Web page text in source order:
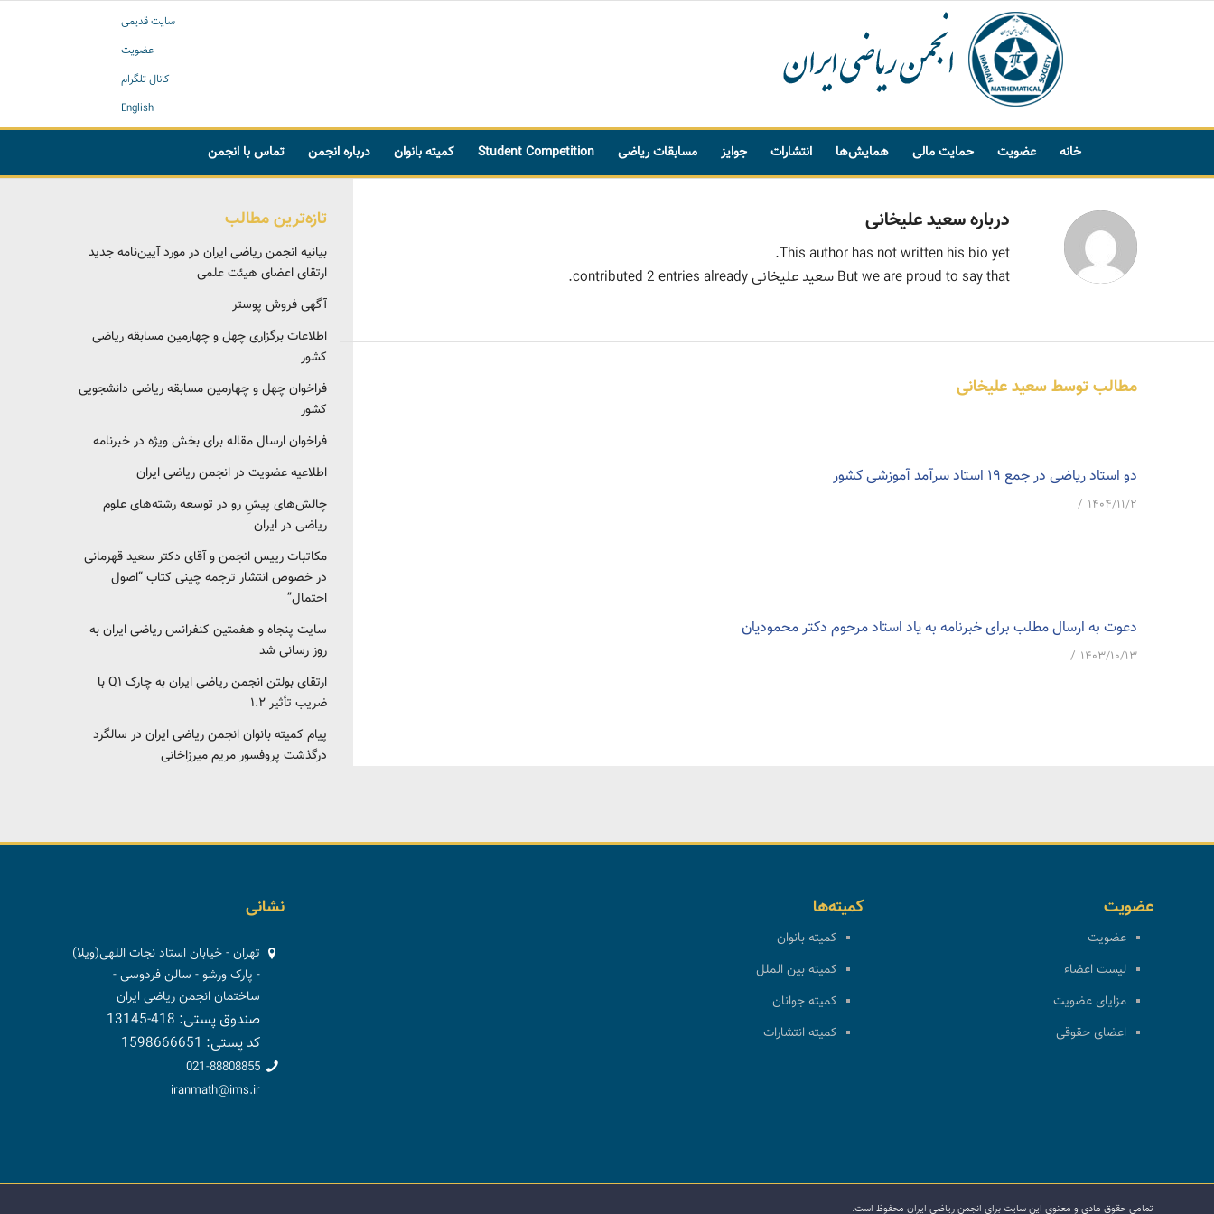
سایت قدیمی
عضویت
کانال تلگرام
English
خانه عضویت حمایت مالی همایش‌ها انتشارات جوایز مسابقات ریاضی Student Competition کمیته بانوان درباره انجمن تماس با انجمن
دربارهسعید علیخانی
This author has not written his bio yet.
But we are proud to say that سعید علیخانی
مطالب توسط سعید علیخانی
دو استاد ریاضی در جمع 19 استاد سرآمد آموزشی کشور
۱۴۰۴/۱۱/۲ /
دعوت به ارسال مطلب برای خبرنامه به یاد استاد مرحوم دکتر محمودیان
۱۴۰۳/۱۰/۱۳ /
تازه‌ترین مطالب
بیانیه انجمن ریاضی ایران در مورد آیین‌نامه جدید
ارتقای اعضای هیئت علمی
آگهی فروش پوستر
اطلاعات برگزاری چهل و چهارمین مسابقه ریاضی
کشور
فراخوان چهل و چهارمین مسابقه ریاضی دانشجویی
کشور‎‎
فراخوان ارسال مقاله برای بخش ویژه در خبرنامه
اطلاعیه عضویت در انجمن ریاضی ایران
چالش‌های پیشِ رو در توسعه رشته‌های علوم
ریاضی در ایران
مکاتبات رییس انجمن و آقای دکتر سعید قهرمانی
در خصوص انتشار ترجمه چینی کتاب “اصول
احتمال”
سایت پنجاه و هفمتین کنفرانس ریاضی ایران به
روز رسانی شد
ارتقای بولتن انجمن ریاضی ایران به چارک Q1 با
ضریب تأثیر ۱.۲
پیام کمیته بانوان انجمن ریاضی ایران در سالگرد
درگذشت پروفسور مریم میرزاخانی
عضویت
عضویت
لیست اعضاء
مزایای عضویت
اعضای حقوقی
کمیته‌ها
کمیته بانوان
کمیته بین الملل
کمیته جوانان
کمیته انتشارات
نشانی
تهران - خیابان استاد نجات اللهی(ویلا)
- پارک ورشو - سالن فردوسی -
ساختمان انجمن ریاضی ایران
صندوق پستی: 418-13145
کد پستی: 1598666651
021-88808855
iranmath@ims.ir
تمامی حقوق مادی و معنوی این سایت برای انجمن ریاضی ایران محفوظ است.